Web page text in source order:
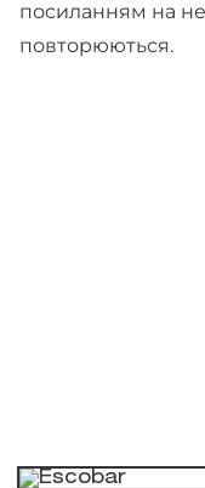
посиланням на
повторюються.